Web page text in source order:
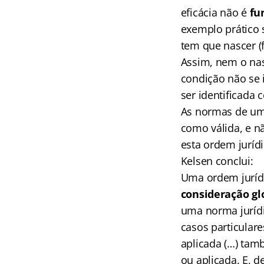
eficácia não é
exemplo prático
tem que nascer
Assim, nem o
condição não
ser identificada
As normas de
como válida, e
esta ordem
Kelsen conclui:
Uma ordem
consideração
uma norma
casos
aplicada (…)
ou aplicada. E,